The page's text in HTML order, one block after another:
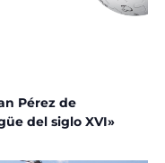
Pérez de
del siglo XVI»